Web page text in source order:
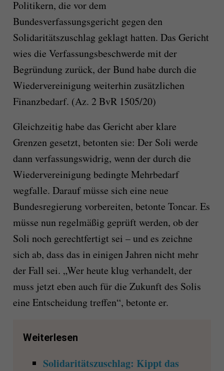
Politikern, die vor dem
Bundesverfassungsgericht gegen den
Solidaritätszuschlag geklagt hatten. Das Gericht
wies die Verfassungsbeschwerde mit der
Begründung zurück, der Bund habe durch die
Wiedervereinigung weiterhin zusätzlichen
Finanzbedarf. (Az. 2 BvR 1505/20)
Gleichzeitig habe das Gericht aber klare
Grenzen gesetzt, betonten sie: Der Soli werde
dann verfassungswidrig, wenn der durch die
Wiedervereinigung bedingte Mehrbedarf
wegfalle. Darauf müsse sich eine neue
Bundesregierung vorbereiten, betonte Toncar. Es
müsse nun regelmäßig geprüft werden, ob der
Soli noch gerechtfertigt sei – und es zeichne
sich ab, dass das in einigen Jahren nicht mehr
der Fall sei. „Wer heute klug verhandelt, der
muss jetzt eben auch für die Zukunft des Solis
eine Entscheidung treffen“, betonte er.
Weiterlesen
Solidaritätszuschlag: Kippt das